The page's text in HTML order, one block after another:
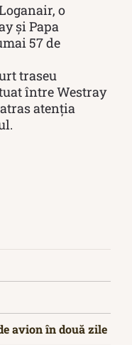
o
și Papa
57 de
traseu
între Westray
atenția
avion în două zile